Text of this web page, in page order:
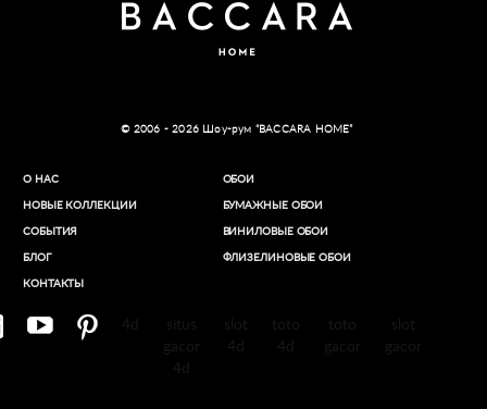
© 2006 - 2026 Шоу-рум “BACCARA HOME”
О НАС
НОВЫЕ КОЛЛЕКЦИИ
СОБЫТИЯ
БЛОГ
КОНТАКТЫ
ОБОИ
БУМАЖНЫЕ ОБОИ
ВИНИЛОВЫЕ ОБОИ​
ФЛИЗЕЛИНОВЫЕ ОБОИ